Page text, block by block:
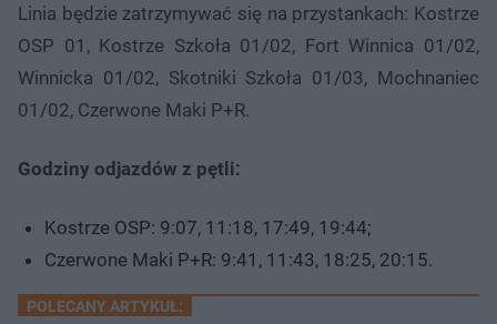
Linia będzie zatrzymywać się na przystankach: Kostrze
OSP 01, Kostrze Szkoła 01/02, Fort Winnica 01/02,
Winnicka 01/02, Skotniki Szkoła 01/03, Mochnaniec
01/02, Czerwone Maki P+R.
Godziny odjazdów z pętli:
Kostrze OSP: 9:07, 11:18, 17:49, 19:44;
Czerwone Maki P+R: 9:41, 11:43, 18:25, 20:15.
POLECANY ARTYKUŁ: